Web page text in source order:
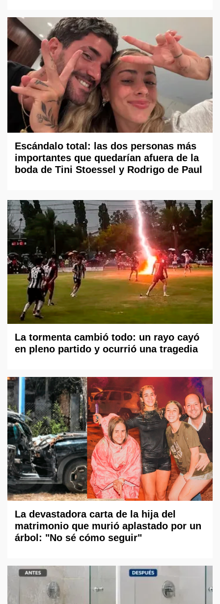
Escándalo total: las dos personas más
importantes que quedarían afuera de la
boda de Tini Stoessel y Rodrigo de Paul
La tormenta cambió todo: un rayo cayó
en pleno partido y ocurrió una tragedia
La devastadora carta de la hija del
matrimonio que murió aplastado por un
árbol: "No sé cómo seguir"